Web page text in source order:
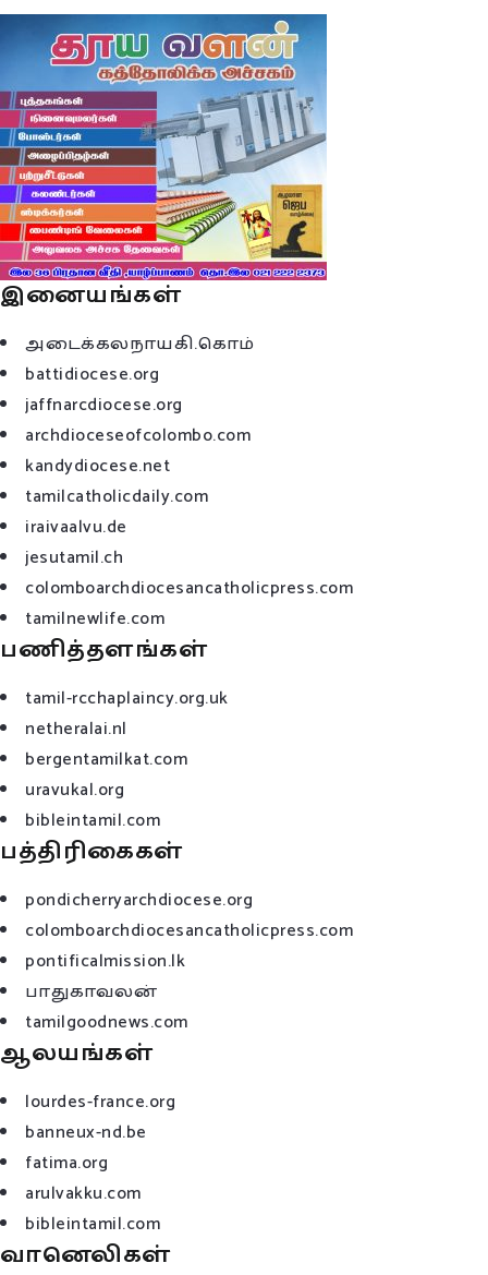
இனையங்கள்
அடைக்கலநாயகி.கொம்
battidiocese.org
jaffnarcdiocese.org
archdioceseofcolombo.com
kandydiocese.net
tamilcatholicdaily.com
iraivaalvu.de
jesutamil.ch
colomboarchdiocesancatholicpress.com
tamilnewlife.com
பணித்தளங்கள்
tamil-rcchaplaincy.org.uk
netheralai.nl
bergentamilkat.com
uravukal.org
bibleintamil.com
பத்திரிகைகள்
pondicherryarchdiocese.org
colomboarchdiocesancatholicpress.com
pontificalmission.lk
பாதுகாவலன்
tamilgoodnews.com
ஆலயங்கள்
lourdes-france.org
banneux-nd.be
fatima.org
arulvakku.com
bibleintamil.com
வானெலிகள்